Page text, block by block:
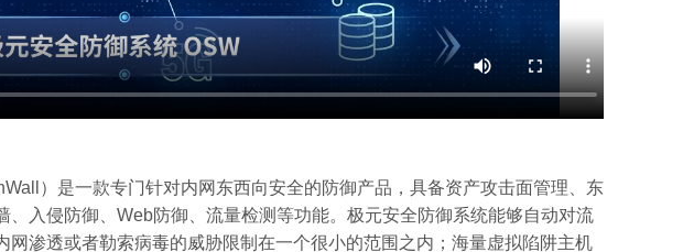
）是一款专门针对内网东西向安全的防御产品，具备资产攻击面管理、东
入侵防御、Web防御、流量检测等功能。极元安全防御系统能够自动对流
渗透或者勒索病毒的威胁限制在一个很小的范围之内；海量虚拟陷阱主机